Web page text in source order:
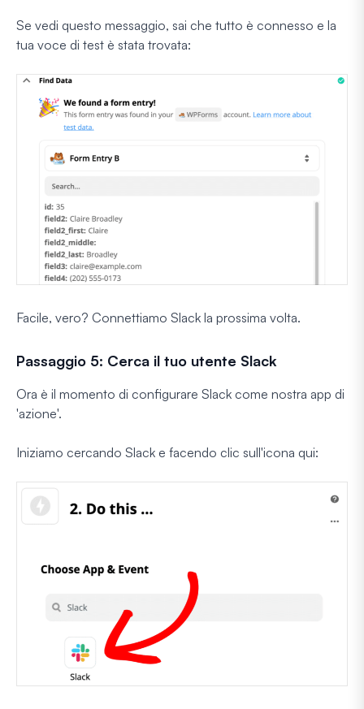
Se vedi questo messaggio, sai che tutto è connesso e la
tua voce di test è stata trovata:
Facile, vero? Connettiamo Slack la prossima volta.
Passaggio 5: Cerca il tuo utente Slack
Ora è il momento di configurare Slack come nostra app di
'azione'.
Iniziamo cercando Slack e facendo clic sull'icona qui: